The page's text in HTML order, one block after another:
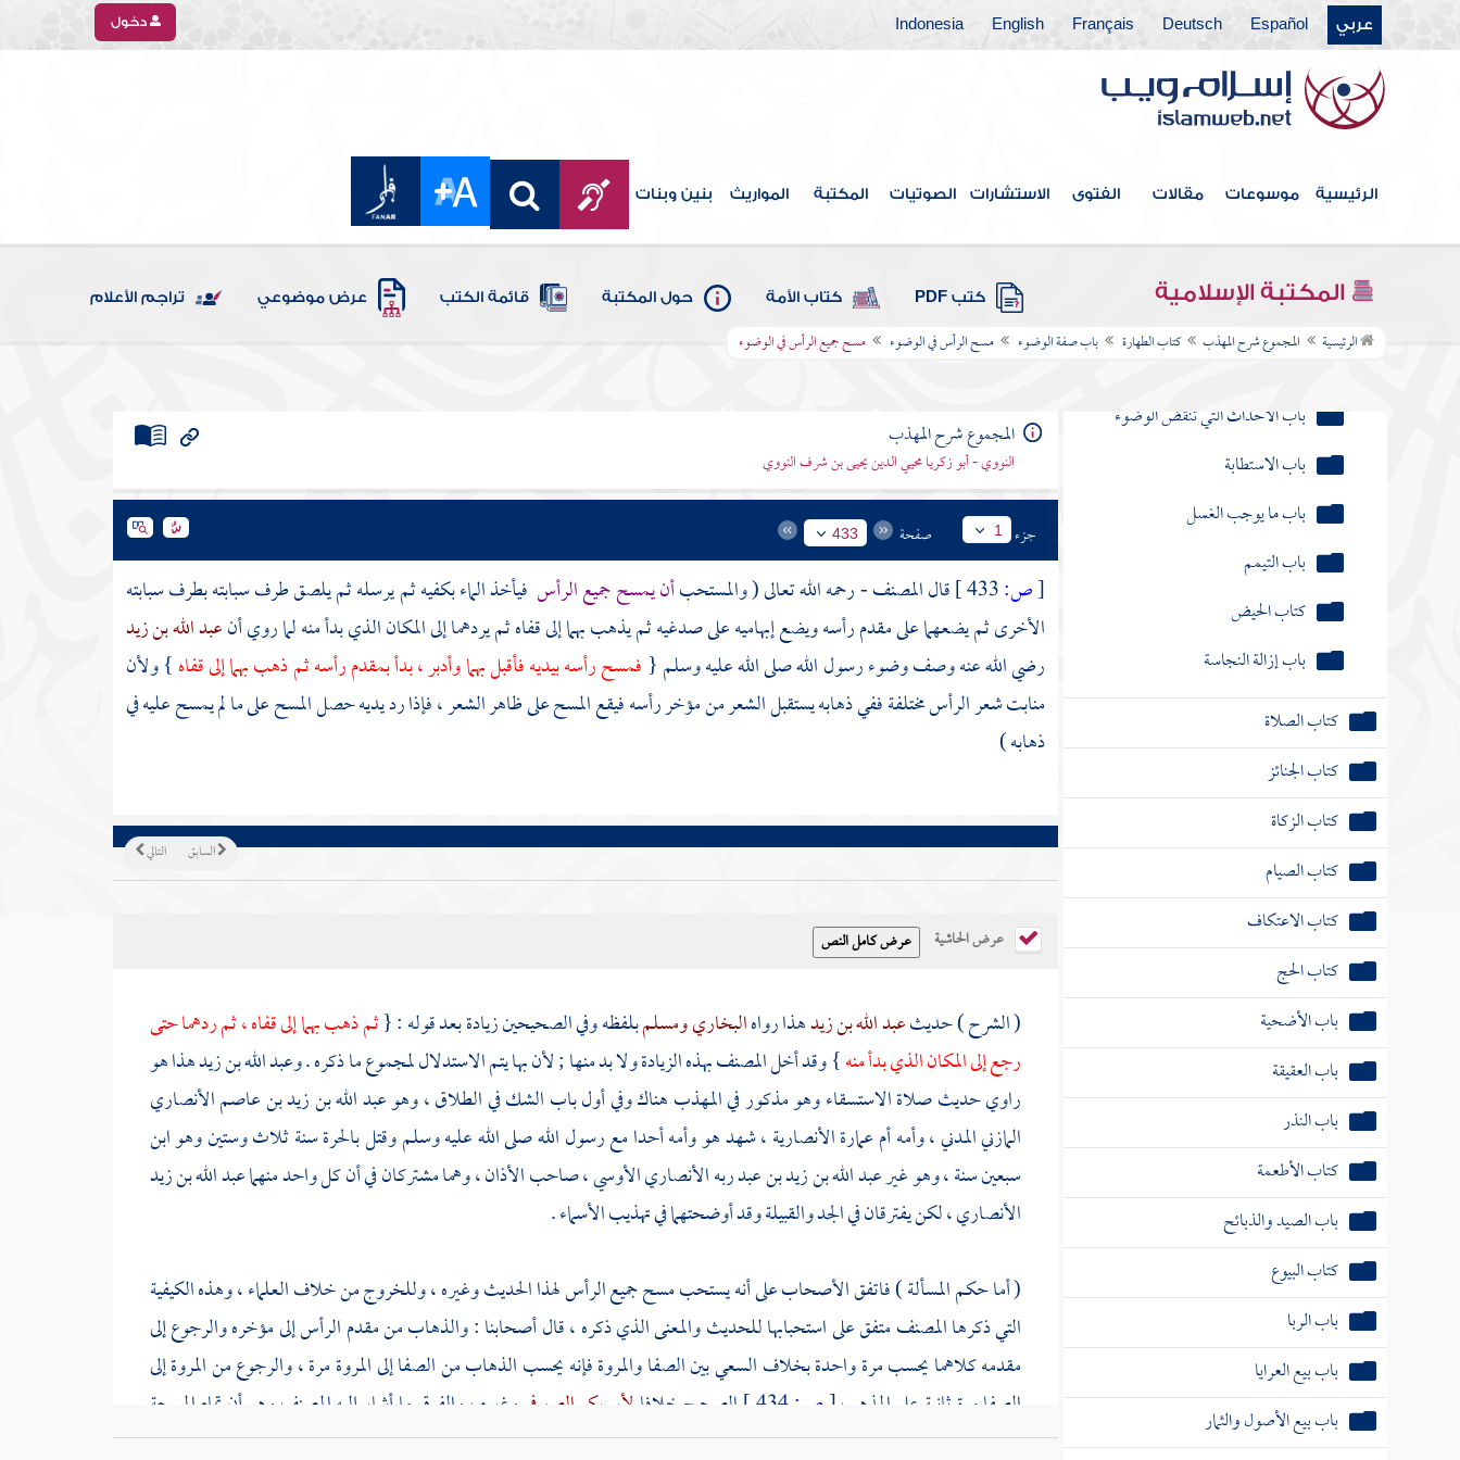
عربي Español
Deutsch
Français
English
Indonesia دخول
الرئيسية موسوعات مقالات الفتوى الاستشارات الصوتيات المكتبة المواريث بنين وبنات
المكتبة الإسلامية كتب PDF كتاب الأمة حول المكتبة قائمة الكتب عرض موضوعي تراجم الأعلام
الرئيسية المجموع شرح المهذب كتاب الطهارة باب صفة الوضوء مسح الرأس في الوضوء مسح جميع الرأس في الوضوء
الزيادة على الثلاث في الوضوء
الترتيب في الوضوء
الموالاة بين أعضاء في الوضوء
المستحب لمن فرغ من الوضوء
فرع في مسائل زائدة تتعلق
بباب الوضوء
باب الأحداث التي تنقض الوضوء
باب الاستطابة
باب ما يوجب الغسل
باب التيمم
كتاب الحيض
باب إزالة النجاسة
كتاب الصلاة
كتاب الجنائز
كتاب الزكاة
كتاب الصيام
كتاب الاعتكاف
كتاب الحج
باب الأضحية
باب العقيقة
باب النذر
كتاب الأطعمة
باب الصيد والذبائح
كتاب البيوع
باب الربا
باب بيع العرايا
باب بيع الأصول والثمار
المجموع شرح المهذب
النووي - أبو زكريا محيي الدين يحيى بن شرف النووي
جزء 1 صفحة 433
[ص: قالالمصنف- رحمه الله تعالى ( والمستحبأن يمسح جميع الرأس فيأخذ الماء بكفيه ثم يرسله ثم يلصق طرف سبابته بطرف سبابته
الأخرى ثم يضعهما على مقدم رأسه ويضع إبهاميه على صدغيه ثم يذهب بهما إلى قفاه ثم يردهما إلى المكان الذي بدأ منه لما روي أنعبد الله بن زيد
رضي الله عنه وصف وضوء رسول الله صلى الله عليه وسلم {فمسح رأسه بيديه فأقبل بهما وأدبر ، بدأ بمقدم رأسه ثم ذهب بهما إلى قفاه} ولأن
منابت شعر الرأس مختلفة ففي ذهابه يستقبل الشعر من مؤخر رأسه فيقع المسح على ظاهر الشعر ، فإذا رد يديه حصل المسح على ما لم يمسح عليه في
ذهابه )
التالي السابق
عرض الحاشية
( الشرح ) حديثعبد الله بن زيدهذا رواهالبخاريومسلمبلفظه وفي الصحيحين زيادة بعد قوله : {ثم ذهب بهما إلى قفاه ، ثم ردهما حتى
رجع إلى المكان الذي بدأ منه} وقد أخلالمصنفبهذه الزيادة ولا بد منها ; لأن بها يتم الاستدلال لمجموع ما ذكره . وعبد الله بن زيد هذا هو
راوي حديث صلاة الاستسقاء وهو مذكور في المهذب هناك وفي أول باب الشك في الطلاق ، وهوعبد الله بن زيد بن عاصم الأنصاري
المازني المدني، وأمهأم عمارة الأنصارية، شهد هو وأمه أحدا مع رسول الله صلى الله عليه وسلم وقتلبالحرةسنة ثلاث وستين وهو ابن
سبعين سنة ، وهو غيرعبد الله بن زيد بن عبد ربه الأنصاري الأوسي، صاحب الأذان ، وهما مشتركان في أن كل واحد منهماعبد الله بن زيد
الأنصاري، لكن يفترقان في الجد والقبيلة وقد أوضحتهما في تهذيب الأسماء .
( أما حكم المسألة ) فاتفق الأصحاب على أنه يستحب مسح جميع الرأس لهذا الحديث وغيره ، وللخروج من خلاف العلماء ، وهذه الكيفية
التي ذكرهاالمصنفمتفق على استحبابها للحديث والمعنى الذي ذكره ، قال أصحابنا : والذهاب من مقدم الرأس إلى مؤخره والرجوع إلى
مقدمه كلاهما يحسب مرة واحدة بخلاف السعي بينالصفاوالمروةفإنه يحسب الذهاب منالصفاإلىالمروةمرة ، والرجوع منالمروةإلى
الصفامرة ثانية على المذهب[ص:434 ] الصحيح خلافا لأبي بكر الصيرفي وغيره ، والفرق ما أشار إليهالمصنفوهو أن تمام المسحة
الواحدة لا يحصل على جميع الشعر إلا بالذهاب والرجوع فإنه في رجوعه يمسح ما لم يمسحه في ذهابه ، بخلاف السعي فإن قطع المسافة